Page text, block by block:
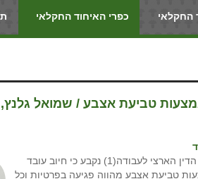
החקלאי כפרי האיחוד החקלאי
טביעת אצבע / שמואל
בפסק דין מכונן שניתן בבית הדין הארצי לעבודה(1) נקבע כי חיוב עובד
טביעת אצבע מהווה פגיעה בפרטיות וכל